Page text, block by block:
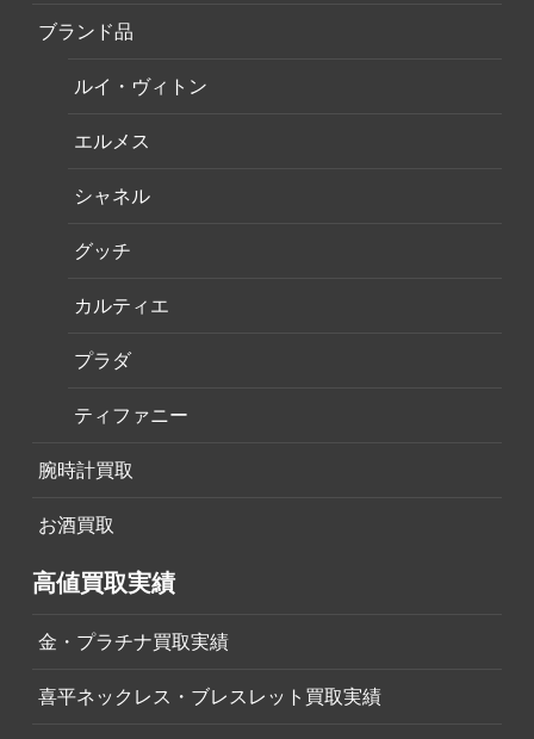
ブランド品
ルイ・ヴィトン
エルメス
シャネル
グッチ
カルティエ
プラダ
ティファニー
腕時計買取
お酒買取
高値買取実績
金・プラチナ買取実績
喜平ネックレス・ブレスレット買取実績